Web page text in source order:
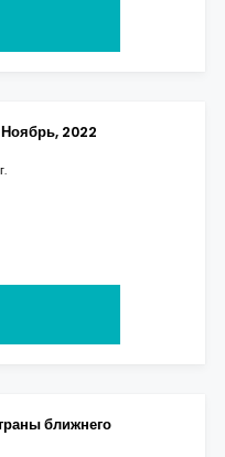
2022
ближнего